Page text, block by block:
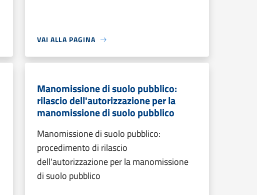
VAI ALLA PAGINA
Manomissione di suolo pubblico:
rilascio dell'autorizzazione per la
manomissione di suolo pubblico
Manomissione di suolo pubblico:
procedimento di rilascio
dell'autorizzazione per la manomissione
di suolo pubblico